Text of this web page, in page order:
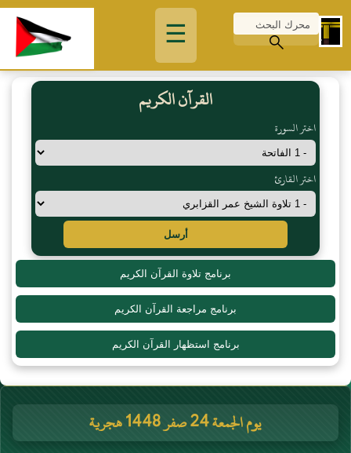
☰
القرآن الكريم
اختر السورة
اختر القارئ
أرسل
برنامج تلاوة القرآن الكريم
برنامج مراجعة القرآن الكريم
برنامج استظهار القرآن الكريم
يوم الجمعة 24 صفر 1448 هجرية